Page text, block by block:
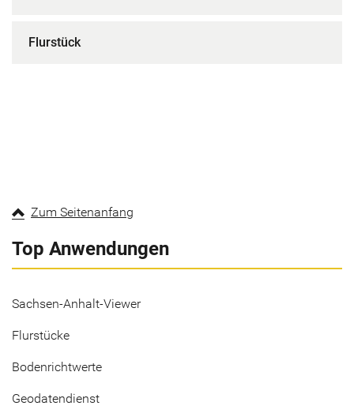
Flurstück
Zum Seitenanfang
Top Anwendungen
Sachsen-Anhalt-Viewer
Flurstücke
Bodenrichtwerte
Geodatendienst